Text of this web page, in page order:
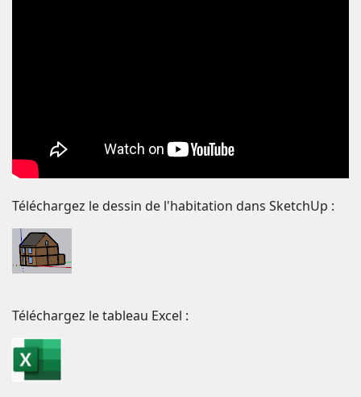
Téléchargez le dessin de l'habitation dans SketchUp :
Téléchargez le tableau Excel :